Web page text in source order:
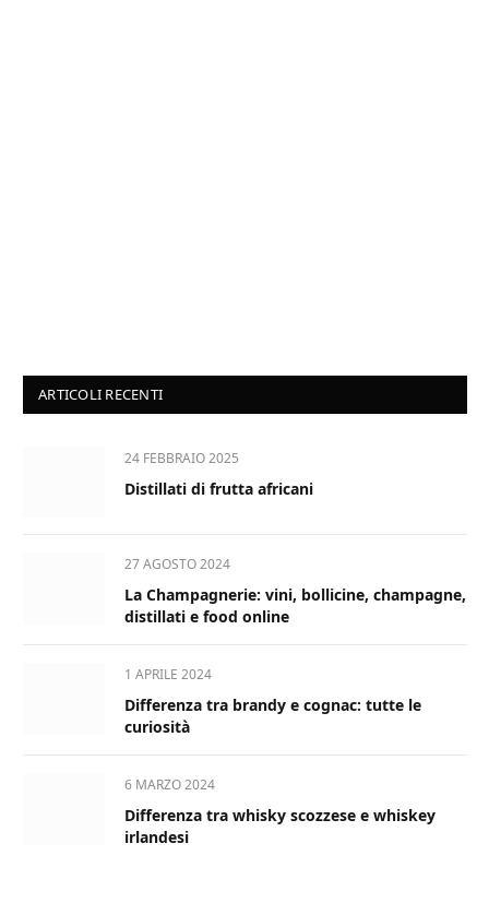
ARTICOLI RECENTI
24 FEBBRAIO 2025
Distillati di frutta africani
27 AGOSTO 2024
La Champagnerie: vini, bollicine, champagne,
distillati e food online
1 APRILE 2024
Differenza tra brandy e cognac: tutte le
curiosità
6 MARZO 2024
Differenza tra whisky scozzese e whiskey
irlandesi